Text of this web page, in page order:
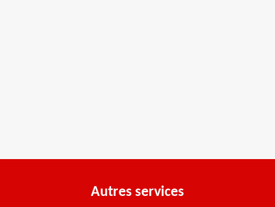
Autres services